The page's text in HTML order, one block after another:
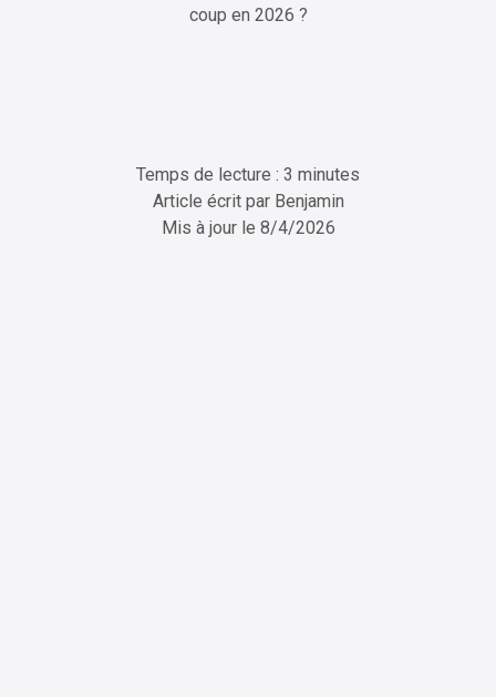
coup en 2026 ?
Temps de lecture : 3 minutes
Article écrit par Benjamin
Mis à jour le 8/4/2026